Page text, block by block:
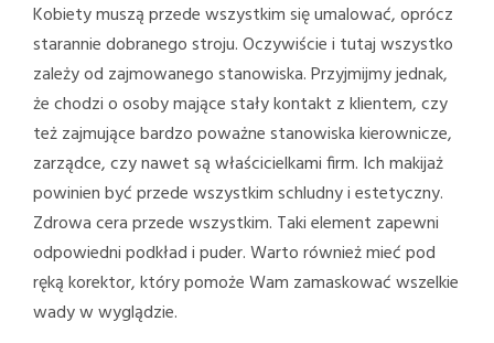
Kobiety muszą przede wszystkim się umalować, oprócz
starannie dobranego stroju. Oczywiście i tutaj wszystko
zależy od zajmowanego stanowiska. Przyjmijmy jednak,
że chodzi o osoby mające stały kontakt z klientem, czy
też zajmujące bardzo poważne stanowiska kierownicze,
zarządce, czy nawet są właścicielkami firm. Ich makijaż
powinien być przede wszystkim schludny i estetyczny.
Zdrowa cera przede wszystkim. Taki element zapewni
odpowiedni podkład i puder. Warto również mieć pod
ręką korektor, który pomoże Wam zamaskować wszelkie
wady w wyglądzie.